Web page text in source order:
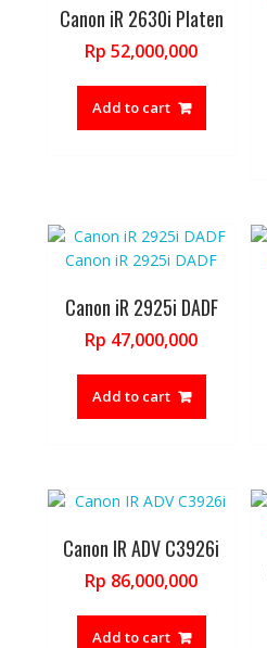
Canon iR 2630i Platen
Rp 52,000,000
Add to cart
Canon iR 2925i DADF
Rp 47,000,000
Add to cart
Canon IR ADV C3926i
Rp 86,000,000
Add to cart